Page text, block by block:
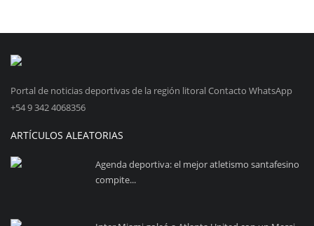
Portal de noticias deportivas de la región litoral Contacto WhatsApp
+54 9 342 4068356
ARTÍCULOS ALEATORIAS
Agenda deportiva: el mejor atletismo santafesino
compite...